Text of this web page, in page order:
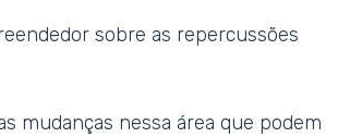
sobre as repercussões
mudanças nessa área que podem